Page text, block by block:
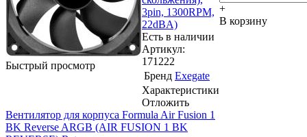
Быстрый просмотр
3pin, 1300RPM,
22dBA)
Есть в наличии
Артикул:
171222
Бренд Exegate
Характеристики
Отложить
+
В корзину
Вентилятор для корпуса Formula Air Fusion 1
BK Reverse ARGB (AIR FUSION 1 BK